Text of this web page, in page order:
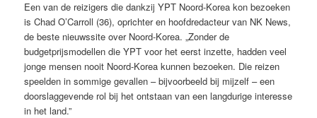
Een van de reizigers die dankzij YPT Noord-Korea kon bezoeken
is Chad O’Carroll (36), oprichter en hoofdredacteur van NK News,
de beste nieuwssite over Noord-Korea. „Zonder de
budgetprijsmodellen die YPT voor het eerst inzette, hadden veel
jonge mensen nooit Noord-Korea kunnen bezoeken. Die reizen
speelden in sommige gevallen – bijvoorbeeld bij mijzelf – een
doorslaggevende rol bij het ontstaan van een langdurige interesse
in het land.”